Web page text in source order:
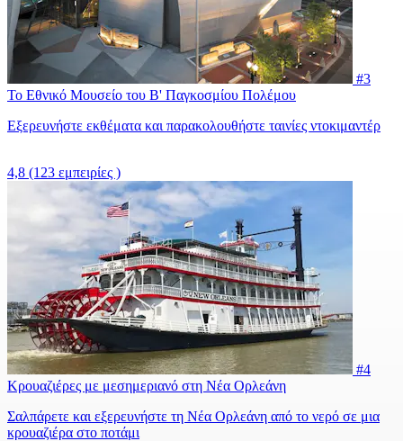
#3
Το Εθνικό Μουσείο του Β' Παγκοσμίου Πολέμου
Εξερευνήστε εκθέματα και παρακολουθήστε ταινίες ντοκιμαντέρ
4,8 (123 εμπειρίες )
#4
Κρουαζιέρες με μεσημεριανό στη Νέα Ορλεάνη
Σαλπάρετε και εξερευνήστε τη Νέα Ορλεάνη από το νερό σε μια
κρουαζιέρα στο ποτάμι